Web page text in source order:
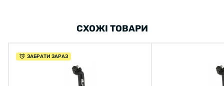
СХОЖІ ТОВАРИ
ЗАБРАТИ ЗАРАЗ